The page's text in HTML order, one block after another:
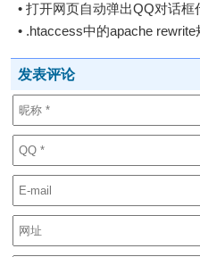
•打开网页自动弹出QQ对话框
• .htaccess中的apache
发表评论